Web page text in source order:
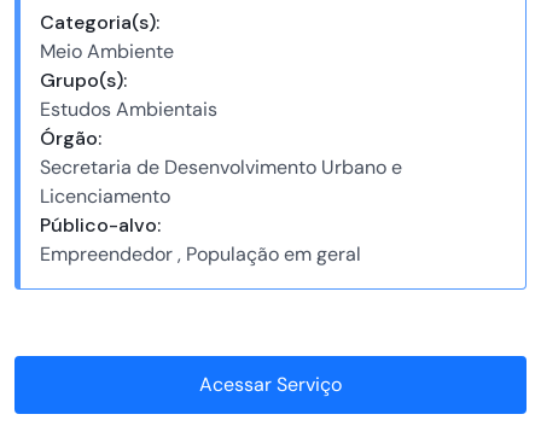
Categoria(s):
Meio Ambiente
Grupo(s):
Estudos Ambientais
Órgão:
Secretaria de Desenvolvimento Urbano e
Licenciamento
Público-alvo:
Empreendedor , População em geral
Acessar Serviço